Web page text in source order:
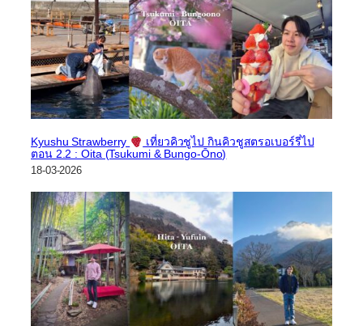
Kyushu Strawberry
เที่ยวคิวชูไป กินคิวชูสตรอเบอร์รี่ไป
ตอน 2.2 : Oita (Tsukumi & Bungo-Ōno)
18-03-2026